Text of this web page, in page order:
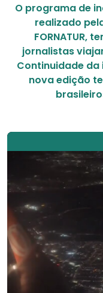
O programa de
realizado
FORNATUR,
jornalistas
Continuidade da
nova edição